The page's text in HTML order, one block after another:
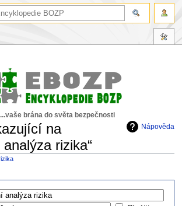
...vaše brána do světa bezpečnosti
Nápověda
na
rizika“